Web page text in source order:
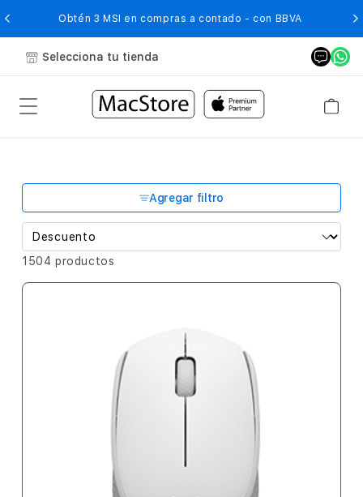
Obtén 3 MSI en compras a contado - con BBVA
Selecciona tu tienda
Agregar filtro
1504 productos